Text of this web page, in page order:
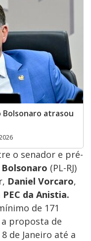
Bolsonaro atrasou
o senador e pré-
Bolsonaro (PL-RJ)
Daniel Vorcaro,
PEC da Anistia.
de 171
proposta de
de Janeiro até a